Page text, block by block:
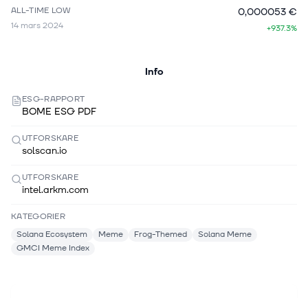
ALL-TIME LOW
14 mars 2024
0,000053 €
+937.3%
Info
ESG-RAPPORT
BOME ESG PDF
UTFORSKARE
solscan.io
UTFORSKARE
intel.arkm.com
KATEGORIER
Solana Ecosystem
Meme Frog-Themed
Solana Meme
GMCI Meme Index